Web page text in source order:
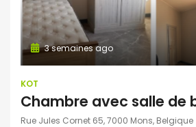
3 semaines ago
KOT
Rue Jules Cornet 65, 7000 Mons, Belgique